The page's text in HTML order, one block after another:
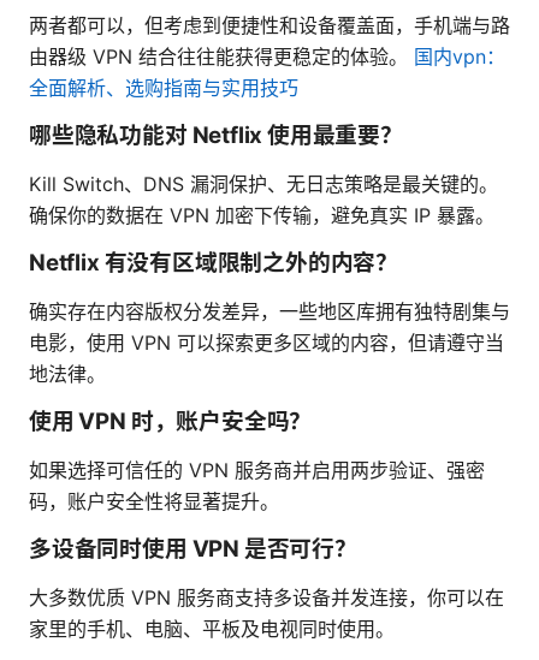
两者都可以，但考虑到便捷性和设备覆盖面，手机端与路
由器级 VPN 结合往往能获得更稳定的体验。 国内vpn：
全面解析、选购指南与实用技巧
哪些隐私功能对 Netflix 使用最重要？
Kill Switch、DNS 漏洞保护、无日志策略是最关键的。
确保你的数据在 VPN 加密下传输，避免真实 IP 暴露。
Netflix 有没有区域限制之外的内容？
确实存在内容版权分发差异，一些地区库拥有独特剧集与
电影，使用 VPN 可以探索更多区域的内容，但请遵守当
地法律。
使用 VPN 时，账户安全吗？
如果选择可信任的 VPN 服务商并启用两步验证、强密
码，账户安全性将显著提升。
多设备同时使用 VPN 是否可行？
大多数优质 VPN 服务商支持多设备并发连接，你可以在
家里的手机、电脑、平板及电视同时使用。